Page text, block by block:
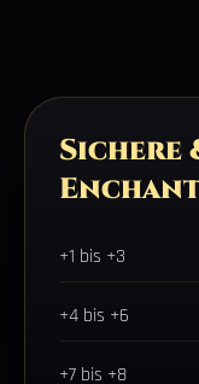
+1 bis +3
+4 bis +6
+7 bis +8